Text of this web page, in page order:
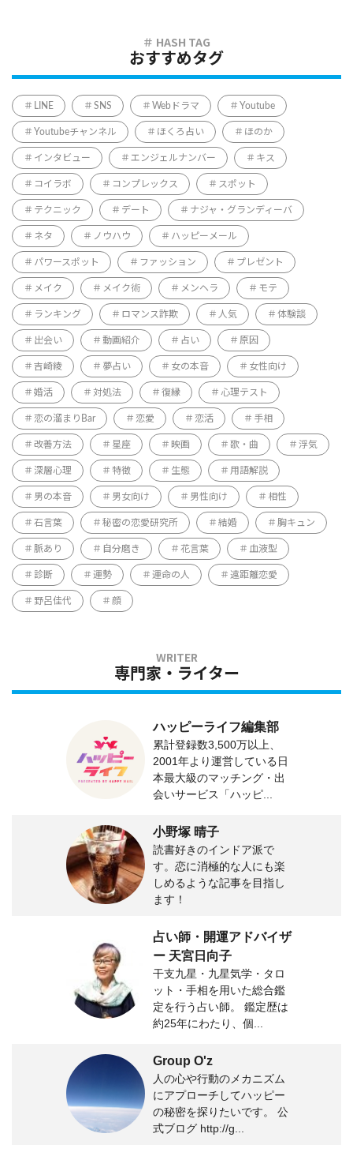
おすすめタグ
LINE SNS Webドラマ Youtube
Youtubeチャンネル ほくろ占い ほのか
インタビュー エンジェルナンバー キス
コイラボ コンプレックス スポット
テクニック デート ナジャ・グランディーバ
ネタ ノウハウ ハッピーメール
パワースポット ファッション プレゼント
メイク メイク術 メンヘラ モテ
ランキング ロマンス詐欺 人気 体験談
出会い 動画紹介 占い 原因
吉崎綾 夢占い 女の本音 女性向け
婚活 対処法 復縁 心理テスト
恋の溜まりBar 恋愛 恋活 手相
改善方法 星座 映画 歌・曲 浮気
深層心理 特徴 生態 用語解説
男の本音 男女向け 男性向け 相性
石言葉 秘密の恋愛研究所 結婚 胸キュン
脈あり 自分磨き 花言葉 血液型
診断 運勢 運命の人 遠距離恋愛
野呂佳代 顔
専門家・ライター
ハッピーライフ編集部
累計登録数3,500万以上、
2001年より運営している日
本最大級のマッチング・出
会いサービス「ハッピ...
小野塚 晴子
読書好きのインドア派で
す。恋に消極的な人にも楽
しめるような記事を目指し
ます！
占い師・開運アドバイザ
ー 天宮日向子
干支九星・九星気学・タロ
ット・手相を用いた総合鑑
定を行う占い師。 鑑定歴は
約25年にわたり、個...
Group O'z
人の心や行動のメカニズム
にアプローチしてハッピー
の秘密を探りたいです。 公
式ブログ http://g...